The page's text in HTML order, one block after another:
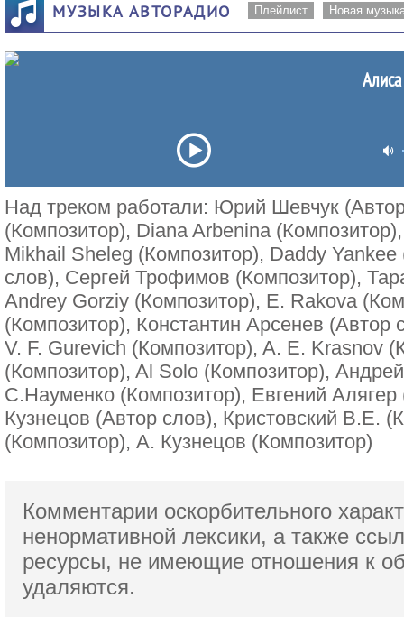
МУЗЫКА АВТОРАДИО Плейлист Новая
Над треком работали: Юрий Шевчук
(Композитор), Diana Arbenina
Mikhail Sheleg (Композитор), Daddy
слов), Сергей Трофимов (Композитор),
Andrey Gorziy (Композитор), E. Rakova
(Композитор), Константин Арсенев
V. F. Gurevich (Композитор), A. E. Krasnov
(Композитор), Al Solo (Композитор),
С.Науменко (Композитор), Евгений
Кузнецов (Автор слов), Кристовский В.Е.
(Композитор), А. Кузнецов (Композитор)
Комментарии оскорбительного
ненормативной лексики, а также
ресурсы, не имеющие отношения к
удаляются.